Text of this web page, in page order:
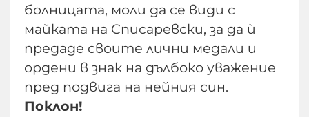
болницата, моли да се види с
майката на Списаревски, за да ѝ
предаде своите лични медали и
ордени в знак на дълбоко уважение
пред подвига на нейния син.
Поклон!